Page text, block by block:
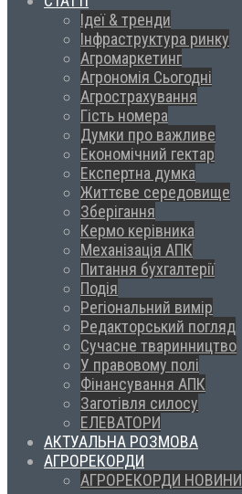
Ідеї & тренди
Інфраструктура ринку
Агромаркетинг
Агрономія Сьогодні
Агрострахування
Гість номера
Думки про важливе
Економічний гектар
Експертна думка
Життєве середовище
Зберігання
Кермо керівника
Механізація АПК
Питання бухгалтерії
Подія
Регіональний вимір
Редакторський погляд
Сучасне тваринництво
У правовому полі
Фінансування АПК
Заготівля силосу
ЕЛЕВАТОРИ
АКТУАЛЬНА РОЗМОВА
АГРОРЕКОРДИ
АГРОРЕКОРДИ НОВИНИ